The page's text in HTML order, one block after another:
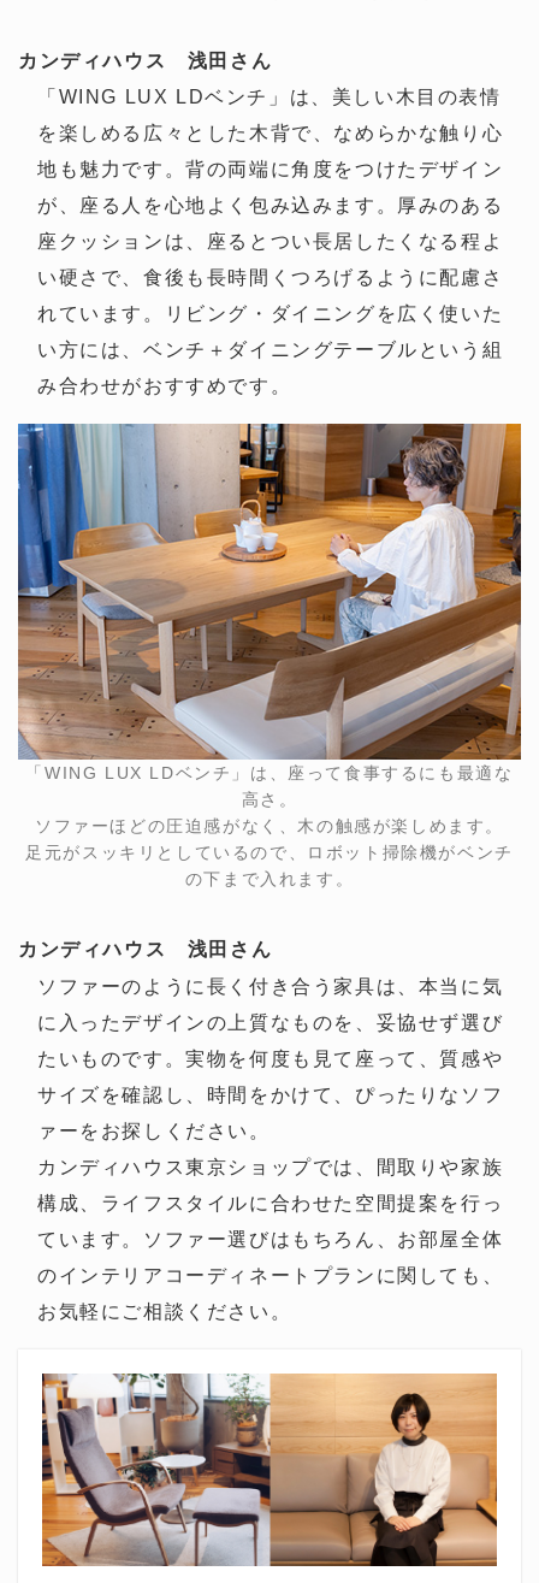
カンディハウス 浅田さん
「WING LUX LDベンチ」は、美しい木目の表情
を楽しめる広々とした木背で、なめらかな触り心
地も魅力です。背の両端に角度をつけたデザイン
が、座る人を心地よく包み込みます。厚みのある
座クッションは、座るとつい長居したくなる程よ
い硬さで、食後も長時間くつろげるように配慮さ
れています。リビング・ダイニングを広く使いた
い方には、ベンチ＋ダイニングテーブルという組
み合わせがおすすめです。
「WING LUX LDベンチ」は、座って食事するにも最適な
高さ。
ソファーほどの圧迫感がなく、木の触感が楽しめます。
足元がスッキリとしているので、ロボット掃除機がベンチ
の下まで入れます。
カンディハウス 浅田さん
ソファーのように長く付き合う家具は、本当に気
に入ったデザインの上質なものを、妥協せず選び
たいものです。実物を何度も見て座って、質感や
サイズを確認し、時間をかけて、ぴったりなソフ
ァーをお探しください。
カンディハウス東京ショップでは、間取りや家族
構成、ライフスタイルに合わせた空間提案を行っ
ています。ソファー選びはもちろん、お部屋全体
のインテリアコーディネートプランに関しても、
お気軽にご相談ください。